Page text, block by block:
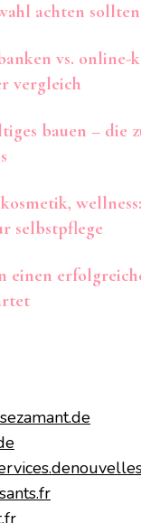
achten sollten
vs. online-
vergleich
bauen – die
selbstpflege
einen